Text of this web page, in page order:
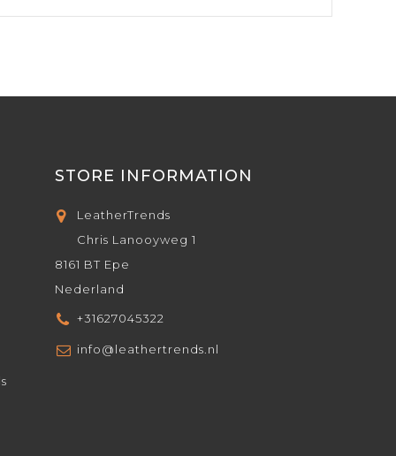
STORE INFORMATION
LeatherTrends
Chris Lanooyweg 1
8161 BT Epe
Nederland
+31627045322
info@leathertrends.nl